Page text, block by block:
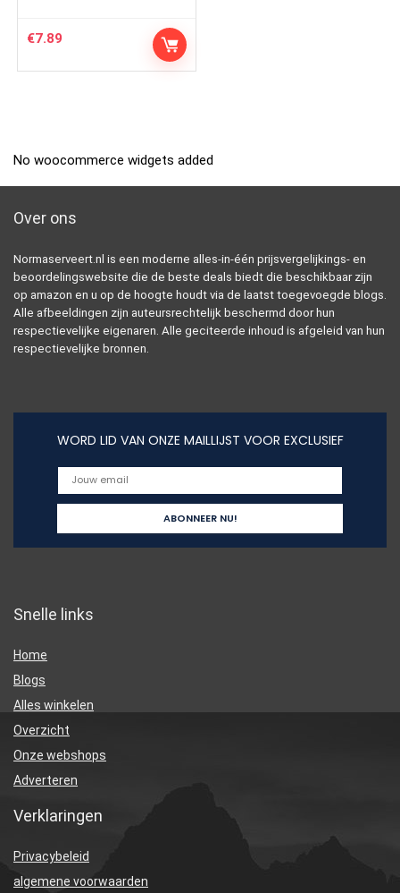
€7.89
No woocommerce widgets added
Over ons
Normaserveert.nl is een moderne alles-in-één prijsvergelijkings- en
beoordelingswebsite die de beste deals biedt die beschikbaar zijn
op amazon en u op de hoogte houdt via de laatst toegevoegde blogs.
Alle afbeeldingen zijn auteursrechtelijk beschermd door hun
respectievelijke eigenaren. Alle geciteerde inhoud is afgeleid van hun
respectievelijke bronnen.
WORD LID VAN ONZE MAILLIJST VOOR EXCLUSIEF
Snelle links
Home
Blogs
Alles winkelen
Overzicht
Onze webshops
Adverteren
Verklaringen
Privacybeleid
algemene voorwaarden